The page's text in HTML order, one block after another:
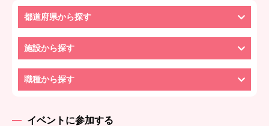
都道府県から探す
施設から探す
職種から探す
イベントに参加する